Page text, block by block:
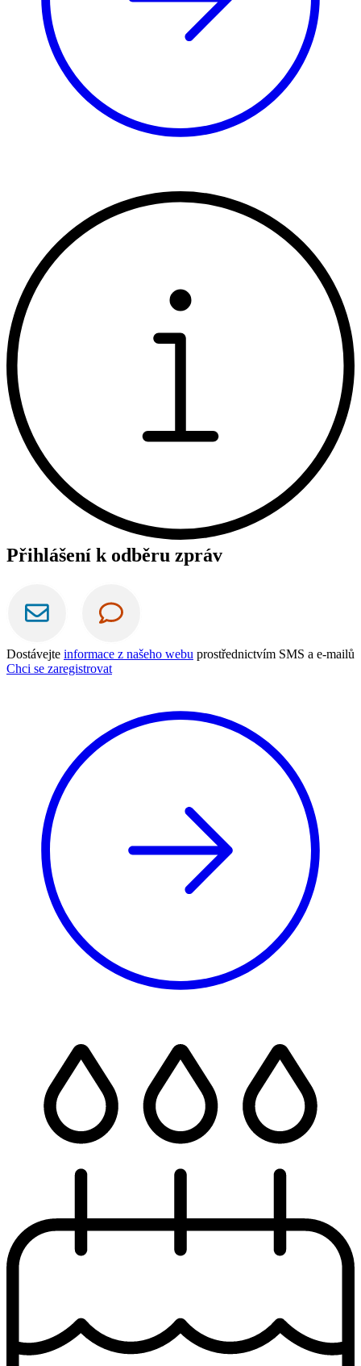
Přihlášení k odběru zpráv
Dostávejte informace z našeho webu prostřednictvím SMS a e-mailů
Chci se zaregistrovat